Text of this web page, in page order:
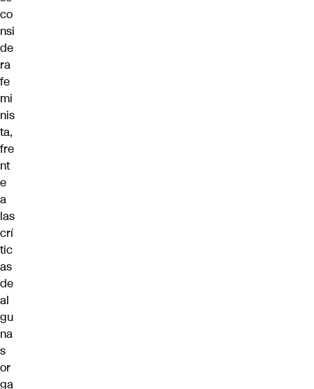
co
nsi
de
ra
fe
mi
nis
ta,
fre
nt
e
a
las
crí
tic
as
de
al
gu
na
s
or
ga